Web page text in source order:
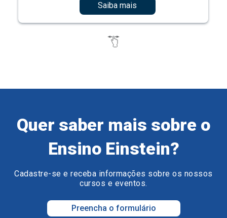
Saiba mais
Quer saber mais sobre o
Ensino Einstein?
Cadastre-se e receba informações sobre os nossos
cursos e eventos.
Preencha o formulário